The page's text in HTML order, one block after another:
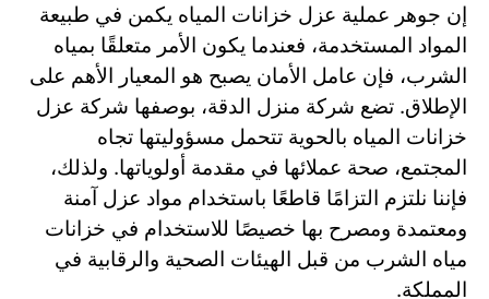
إن جوهر عملية عزل خزانات المياه يكمن في طبيعة
المواد المستخدمة، فعندما يكون الأمر متعلقًا بمياه
الشرب، فإن عامل الأمان يصبح هو المعيار الأهم على
الإطلاق. تضع شركة منزل الدقة، بوصفها شركة عزل
خزانات المياه بالحوية تتحمل مسؤوليتها تجاه
المجتمع، صحة عملائها في مقدمة أولوياتها. ولذلك،
فإننا نلتزم التزامًا قاطعًا باستخدام مواد عزل آمنة
ومعتمدة ومصرح بها خصيصًا للاستخدام في خزانات
مياه الشرب من قبل الهيئات الصحية والرقابية في
المملكة.